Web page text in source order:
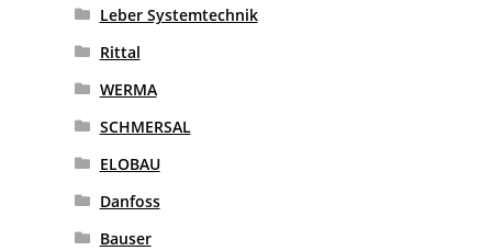
Leber Systemtechnik
Rittal
WERMA
SCHMERSAL
ELOBAU
Danfoss
Bauser